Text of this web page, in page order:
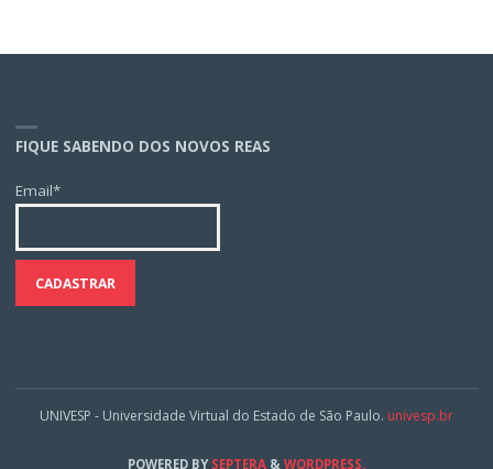
FIQUE SABENDO DOS NOVOS REAS
Email*
UNIVESP - Universidade Virtual do Estado de São Paulo. univesp.br
POWERED BYSEPTERA & WORDPRESS.